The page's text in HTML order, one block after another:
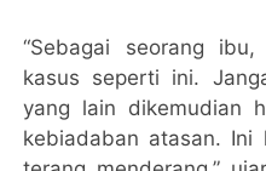
“Sebagai seorang
kasus seperti ini.
yang lain dikemudian
kebiadaban atasan. Ini